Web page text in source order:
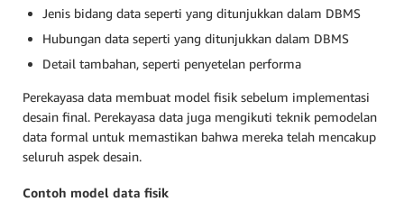
Jenis bidang data seperti yang ditunjukkan dalam DBMS
Hubungan data seperti yang ditunjukkan dalam DBMS
Detail tambahan, seperti penyetelan performa
Perekayasa data membuat model fisik sebelum implementasi
desain final. Perekayasa data juga mengikuti teknik pemodelan
data formal untuk memastikan bahwa mereka telah mencakup
seluruh aspek desain.
Contoh model data fisik